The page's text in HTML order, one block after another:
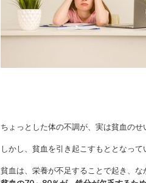
ちょっとした体の不調が、実は貧血のせ
しかし、貧血を引き起こすもととなっ
貧血は、栄養が不足することで起き、